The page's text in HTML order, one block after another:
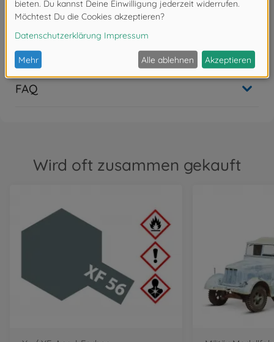
Downloads
Bewertungen (4)
FAQ
Wird oft zusammen gekauft